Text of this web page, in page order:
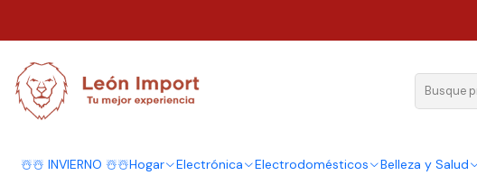
☃️☃️ INVIERNO ☃️☃️Hogar Electrónica Electrodomésticos Belleza y Salud
Accesorios